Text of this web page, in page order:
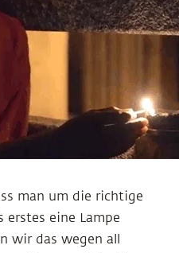
man um die richtige
erstes eine Lampe
wir das wegen all